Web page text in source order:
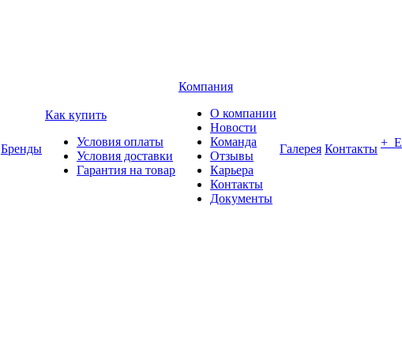
Бренды
Как купить
Условия оплаты
Условия доставки
Гарантия на товар
Компания
О компании
Новости
Команда
Отзывы
Карьера
Контакты
Документы
Галерея Контакты +